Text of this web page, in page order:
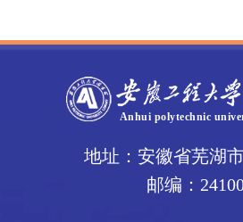
地址：安徽省芜湖
邮编：